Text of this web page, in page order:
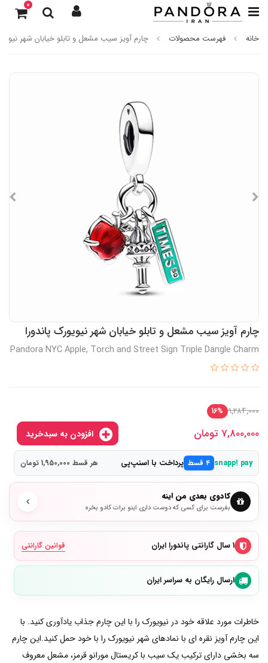
0
خانه فهرست محصولات چارم آویز سیب مشعل و تابلو خیابان شهر
چارم آویز سیب مشعل و تابلو خیابان شهر نیویورک پاندورا
Pandora NYC Apple, Torch and Street Sign Triple Dangle Charm
9,284,000
16%
7,800,000 تومان
snapp! pay ۴ قسط پرداخت با اسنپ‌پی هر قسط 1,950,000 تومان
کادوی بعدی من اینه
بفرست برای کسی که دوست داری اینو برات کادو بخره
۱ سال گارانتی پاندورا ایران قوانین گارانتی
ارسال رایگان به سراسر ایران
خاطرات مورد علاقه خود در نیویورک را با این چارم جذاب یادآوری کنید. با
این چارم آویز نقره ای با نمادهای شهر نیویورک را با خود حمل کنید.این چارم
سه بخشی دارای ترکیب یک سیب با کریستال مورانو قرمز، مشعل معروف